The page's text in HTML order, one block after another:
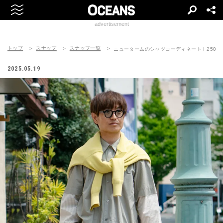
advertisement
トップ スナップ スナップ一覧 ニュータームのシャツコーディネート |
2025.05.19